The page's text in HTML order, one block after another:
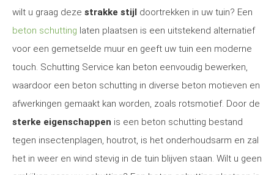
wilt u graag deze strakke stijl doortrekken in uw tuin? Een
beton schutting laten plaatsen is een uitstekend alternatief
voor een gemetselde muur en geeft uw tuin een moderne
touch. Schutting Service kan beton eenvoudig bewerken,
waardoor een beton schutting in diverse beton motieven en
afwerkingen gemaakt kan worden, zoals rotsmotief. Door de
sterke eigenschappen is een beton schutting bestand
tegen insectenplagen, houtrot, is het onderhoudsarm en zal
het in weer en wind stevig in de tuin blijven staan. Wilt u geen